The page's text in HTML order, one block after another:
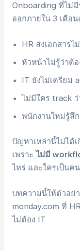
Onboarding ที่ไม่
ออกภายใน 3 เดือ
HR ส่งเอกสาร
หัวหน้าไม่รู้ว่าต้
IT ยังไม่เตรียม
ไม่มีใคร track
พนักงานใหม่รู้สึ
ปัญหาเหล่านี้ไม่ได้
เพราะไม่มี
ไหร่ และใครเป็นค
บทความนี้ให้ตัวอย่
monday.com ที่
ไม่ต้อง IT